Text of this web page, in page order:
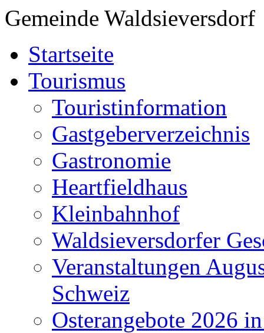
Gemeinde Waldsieversdorf
Startseite
Tourismus
Touristinformation
Gastgeberverzeichnis
Gastronomie
Heartfieldhaus
Kleinbahnhof
Waldsieversdorfer
Veranstaltungen
Schweiz
Osterangebote 2026